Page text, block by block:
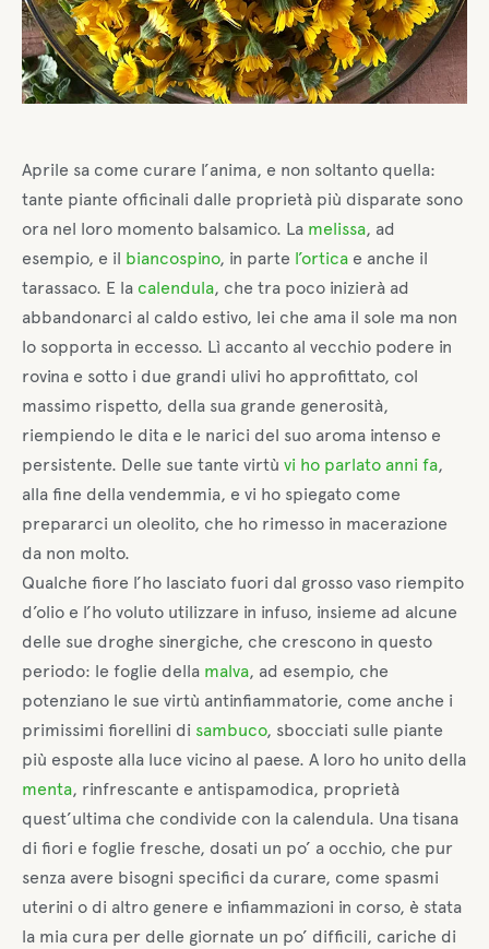
Aprile sa come curare l’anima, e non soltanto quella:
tante piante officinali dalle proprietà più disparate sono
ora nel loro momento balsamico. La melissa, ad
esempio, e il biancospino, in parte l’ortica e anche il
tarassaco. E la calendula, che tra poco inizierà ad
abbandonarci al caldo estivo, lei che ama il sole ma non
lo sopporta in eccesso. Lì accanto al vecchio podere in
rovina e sotto i due grandi ulivi ho approfittato, col
massimo rispetto, della sua grande generosità,
riempiendo le dita e le narici del suo aroma intenso e
persistente. Delle sue tante virtù vi ho parlato anni fa,
alla fine della vendemmia, e vi ho spiegato come
prepararci un oleolito, che ho rimesso in macerazione
da non molto.
Qualche fiore l’ho lasciato fuori dal grosso vaso riempito
d’olio e l’ho voluto utilizzare in infuso, insieme ad alcune
delle sue droghe sinergiche, che crescono in questo
periodo: le foglie della malva, ad esempio, che
potenziano le sue virtù antinfiammatorie, come anche i
primissimi fiorellini di sambuco, sbocciati sulle piante
più esposte alla luce vicino al paese. A loro ho unito della
menta, rinfrescante e antispamodica, proprietà
quest’ultima che condivide con la calendula. Una tisana
di fiori e foglie fresche, dosati un po’ a occhio, che pur
senza avere bisogni specifici da curare, come spasmi
uterini o di altro genere e infiammazioni in corso, è stata
la mia cura per delle giornate un po’ difficili, cariche di